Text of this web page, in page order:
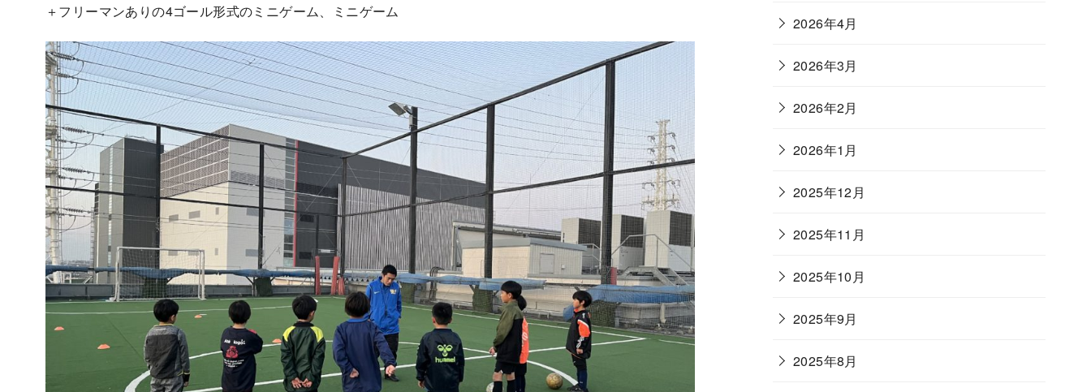
＋フリーマンありの4ゴール形式のミニゲーム、ミニゲーム
2026年4月
2026年3月
2026年2月
2026年1月
2025年12月
2025年11月
2025年10月
2025年9月
2025年8月